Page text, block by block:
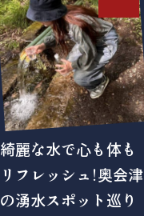
綺麗な水で心も体も
リフレッシュ！奥会津
の湧水スポット巡り